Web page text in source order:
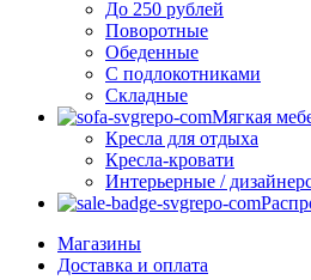
До 250 рублей
Поворотные
Обеденные
С подлокотниками
Складные
Мягкая
Кресла для отдыха
Кресла-кровати
Интерьерные /
Магазины
Доставка и оплата